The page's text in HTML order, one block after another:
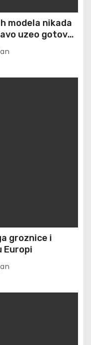
modela nikada
uzeo gotovo
groznice i
Europi